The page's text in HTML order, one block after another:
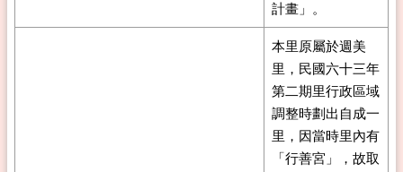
計畫」。
本里原屬於週美
里，民國六十三年
第二期里行政區域
調整時劃出自成一
里，因當時里內有
「行善宮」，故取